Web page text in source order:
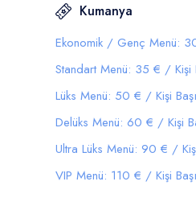
Kumanya
Ekonomik / Genç Menü:
Standart Menü: 35 € / Kişi
Lüks Menü: 50 € / Kişi Başı
Delüks Menü: 60 € / Kişi
Ultra Lüks Menü: 90 € /
VIP Menü: 110 € / Kişi Başı